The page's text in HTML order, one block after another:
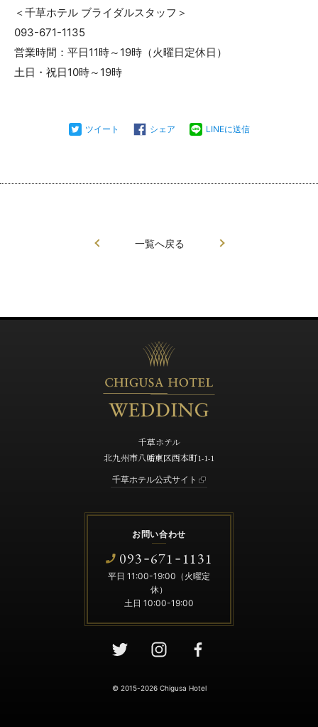
＜千草ホテル ブライダルスタッフ＞
093-671-1135
営業時間：平日11時～19時（火曜日定休日）
土日・祝日10時～19時
ツイート シェア LINEに送信
一覧へ戻る
千草ホテル
北九州市八幡東区西本町1-1-1
千草ホテル公式サイト
お問い合わせ
093-671 -1131
平日 11:00-19:00（火曜定
休）
土日 10:00-19:00
© 2015-2026 Chigusa Hotel